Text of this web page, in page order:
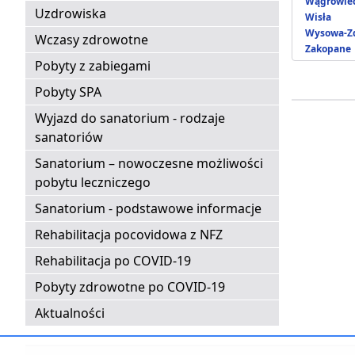
Uzdrowiska
Wczasy zdrowotne
Pobyty z zabiegami
Pobyty SPA
Wyjazd do sanatorium - rodzaje
sanatoriów
Sanatorium – nowoczesne możliwości
pobytu leczniczego
Sanatorium - podstawowe informacje
Rehabilitacja pocovidowa z NFZ
Rehabilitacja po COVID-19
Pobyty zdrowotne po COVID-19
Aktualności
Wisła
Wysowa-
Zakopane